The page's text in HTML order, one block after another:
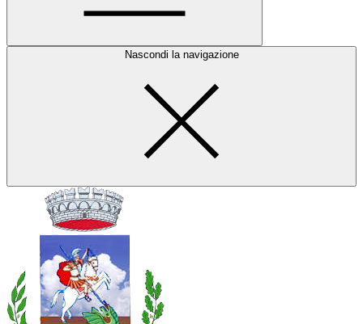
Nascondi la navigazione